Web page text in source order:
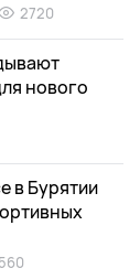
2720
нового
в Бурятии